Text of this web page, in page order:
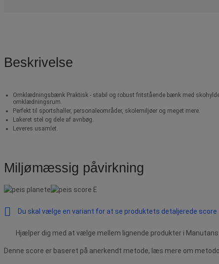
Beskrivelse
Omklædningsbænk Praktisk - stabil og robust fritstående bænk med
omklædningsrum.
Perfekt til sportshaller, personaleområder, skolemiljøer og meget mere.
Lakeret stel og dele af avnbøg.
Leveres usamlet.
Miljømæssig påvirkning
Du skal vælge en variant for at se produktets detaljerede score
Hjælper dig med at vælge mellem lignende produkter i
Denne score er baseret på anerkendt metode, læs mere om